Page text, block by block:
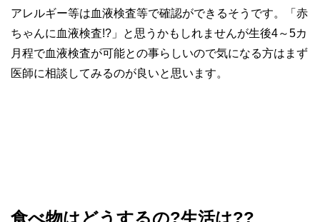
アレルギー等は血液検査等で確認ができるそうです。「赤
ちゃんに血液検査!?」と思うかもしれませんが生後4～5カ
月程で血液検査が可能との事らしいので気になる方はまず
医師に相談してみるのが良いと思います。
食べ物はどうするの?生活は??